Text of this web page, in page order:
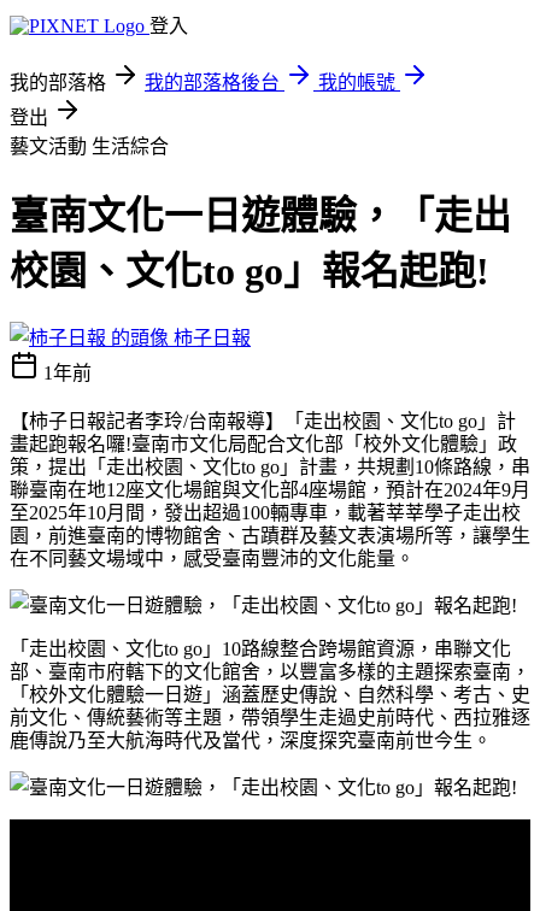
登入
我的部落格 我的部落格後台
我的帳號
登出
藝文活動 生活綜合
臺南文化一日遊體驗，「走出
校園、文化to go」報名起跑!
柿子日報
1年前
【柿子日報記者李玲/台南報導】「走出校園、文化to go 」計
畫起跑報名囉!臺南市文化局配合文化部「校外文化體驗」政
策，提出「走出校園、文化to go 」計畫，共規劃 10條路線，串
聯臺南在地12座文化場館與文化部4座場館，預計在2024年9月
至2025年10月間，發出超過100輛專車，載著莘莘學子走出校
園，前進臺南的博物館舍、古蹟群及藝文表演場所等， 讓學生
在不同藝文場域中，感受臺南豐沛的文化能量。
「走出校園、文化to go 」 10路線整合跨場館資源，串聯文化
部、臺南市府轄下的文化館舍，以豐富多樣的主題探索臺南，
「校外文化體驗一日遊」涵蓋歷史傳說、自然科學、考古、史
前文化、傳統藝術等主題，帶領學生走過史前時代、西拉雅逐
鹿傳說乃至大航海時代及當代，深度探究臺南前世今生。